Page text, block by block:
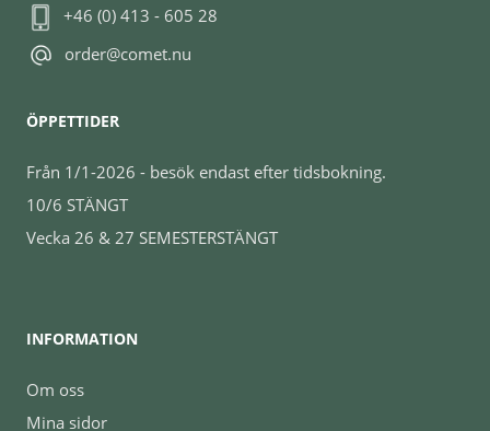
+46 (0) 413 - 605 28
order@comet.nu
ÖPPETTIDER
Från 1/1-2026 - besök endast efter tidsbokning.
10/6 STÄNGT
Vecka 26 & 27 SEMESTERSTÄNGT
INFORMATION
Om oss
Mina sidor